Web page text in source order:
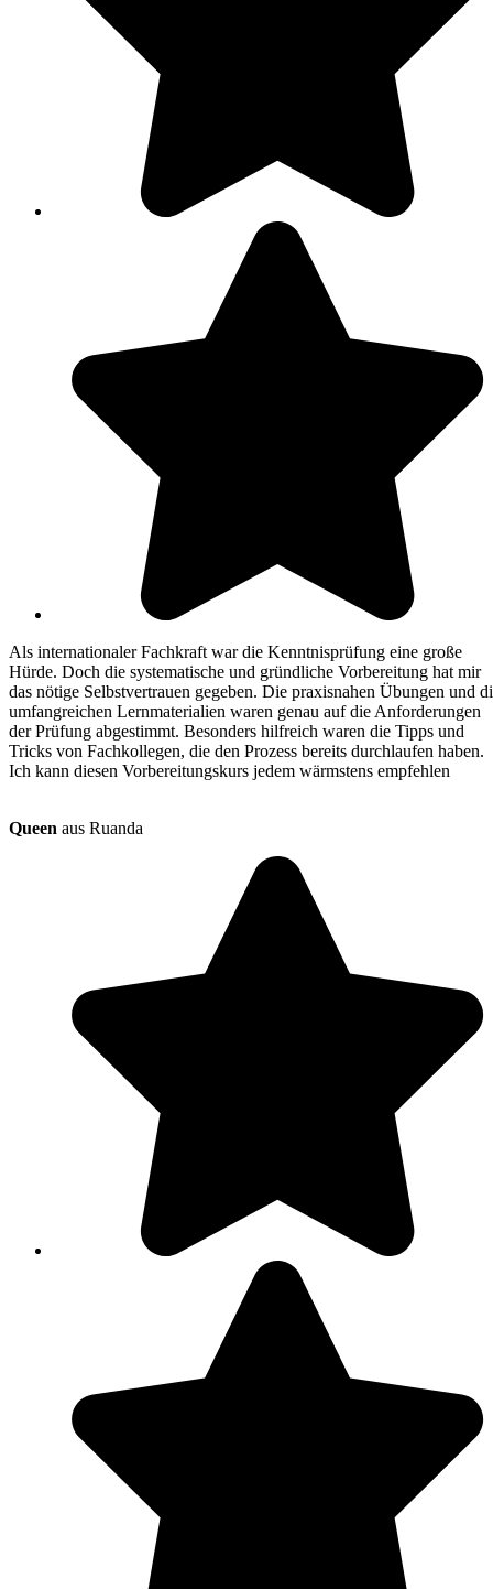
Als internationaler Fachkraft war die Kenntnisprüfung eine große
Hürde. Doch die systematische und gründliche Vorbereitung hat mir
das nötige Selbstvertrauen gegeben. Die praxisnahen Übungen und
umfangreichen Lernmaterialien waren genau auf die Anforderungen
der Prüfung abgestimmt. Besonders hilfreich waren die Tipps und
Tricks von Fachkollegen, die den Prozess bereits durchlaufen haben.
Ich kann diesen Vorbereitungskurs jedem wärmstens empfehlen
Queen aus Ruanda